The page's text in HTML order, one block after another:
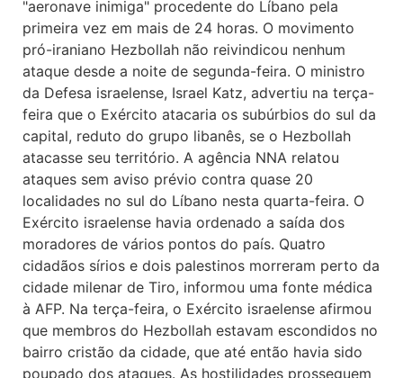
"aeronave inimiga" procedente do Líbano pela
primeira vez em mais de 24 horas. O movimento
pró-iraniano Hezbollah não reivindicou nenhum
ataque desde a noite de segunda-feira. O ministro
da Defesa israelense, Israel Katz, advertiu na terça-
feira que o Exército atacaria os subúrbios do sul da
capital, reduto do grupo libanês, se o Hezbollah
atacasse seu território. A agência NNA relatou
ataques sem aviso prévio contra quase 20
localidades no sul do Líbano nesta quarta-feira. O
Exército israelense havia ordenado a saída dos
moradores de vários pontos do país. Quatro
cidadãos sírios e dois palestinos morreram perto da
cidade milenar de Tiro, informou uma fonte médica
à AFP. Na terça-feira, o Exército israelense afirmou
que membros do Hezbollah estavam escondidos no
bairro cristão da cidade, que até então havia sido
poupado dos ataques. As hostilidades prosseguem